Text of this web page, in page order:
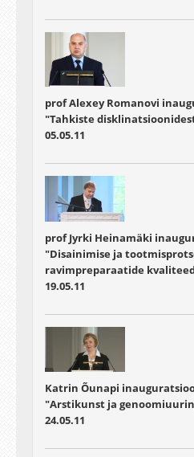
prof Alexey Romanovi
"Tahkiste
05.05.11
prof Jyrki Heinamäki
"Disainimise ja
ravimpreparaatide
19.05.11
Katrin Õunapi
"Arstikunst ja
24.05.11